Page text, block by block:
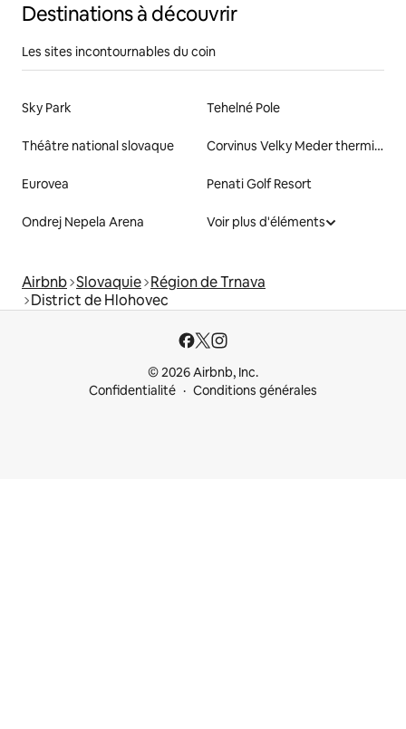
Destinations à découvrir
Les sites incontournables du coin
Sky Park Tehelné Pole
Théâtre national slovaque Corvinus Velky Meder thermique
Eurovea Penati Golf Resort
Ondrej Nepela Arena Voir plus d'éléments
Airbnb Slovaquie Région de Trnava
District de Hlohovec
© 2026 Airbnb, Inc.
Confidentialité
Conditions générales